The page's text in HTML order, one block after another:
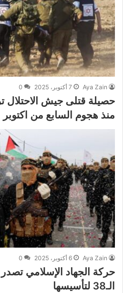
Aya Zain 7 أكتوبر، 2025 0
منذ هجوم السابع من اكتوبر
Aya Zain 6 أكتوبر، 2025 0
حركة الجهاد الإسلامي
الـ38 لتأسيسها